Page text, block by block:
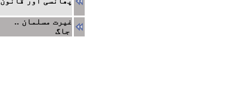
.. غیرت مسلمان
جاگ